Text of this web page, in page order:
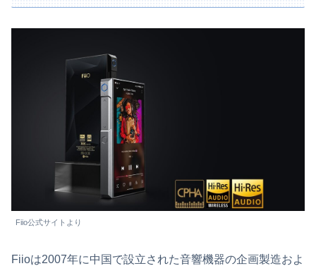
Fiio公式サイトより
Fiioは2007年に中国で設立された音響機器の企画製造およ